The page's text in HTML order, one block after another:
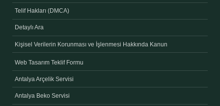
Telif Hakları (DMCA)
Detaylı Ara
Kişisel Verilerin Korunması ve İşlenmesi Hakkında Kanun
Web Tasarım Teklif Formu
Antalya Arçelik Servisi
Antalya Beko Servisi